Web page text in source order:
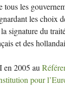
tous les
les choix
signature du
et des
en 2005 au
pour